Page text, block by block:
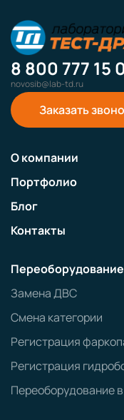
8 800 777 15
novosib@lab-td.ru
Заказать
О компании
Портфолио
Блог
Контакты
Замена ДВС
Смена категории
Регистрация
Регистрация
Переоборудование